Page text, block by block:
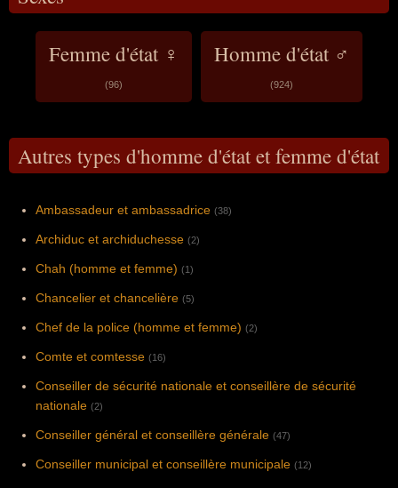
Femme d'état ♀
(96)
Homme d'état ♂
(924)
Autres types d'homme d'état et femme d'état
Ambassadeur et ambassadrice (38)
Archiduc et archiduchesse (2)
Chah (homme et femme) (1)
Chancelier et chancelière (5)
Chef de la police (homme et femme) (2)
Comte et comtesse (16)
Conseiller de sécurité nationale et conseillère de sécurité
nationale (2)
Conseiller général et conseillère générale (47)
Conseiller municipal et conseillère municipale (12)